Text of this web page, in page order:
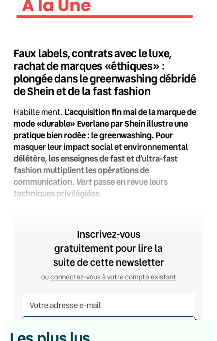
Faux labels, contrats avec le luxe,
rachat de marques «éthiques» :
plongée dans le greenwashing débridé
de Shein et de la fast fashion
Habille ment. L’acquisition fin mai de la marque de
mode «durable» Everlane par Shein illustre une
pratique bien rodée : le greenwashing. Pour
masquer leur impact social et environnemental
délétère, les enseignes de fast et d’ultra-fast
fashion multiplient les opérations de
communication. Vertpasse en revue leurs
techniques privilégiées.
Inscrivez-vous
gratuitement pour lire la
suite de cette newsletter
ou connectez-vous à votre compte existant
Je m’inscris